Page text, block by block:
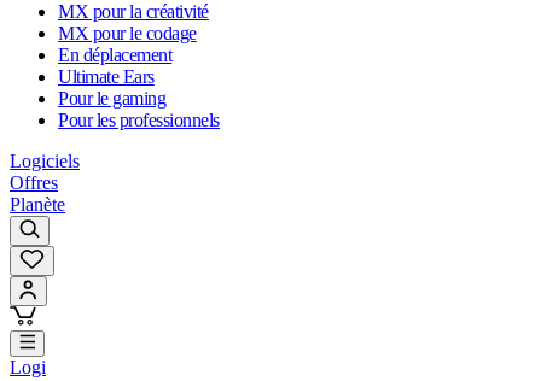
MX pour la créativité
MX pour le codage
En déplacement
Ultimate Ears
Pour le gaming
Pour les professionnels
Logiciels
Offres
Planète
Logi